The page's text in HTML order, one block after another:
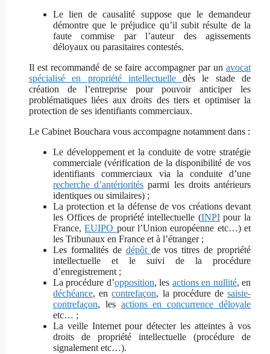
Le lien de causalité suppose que le demandeur
démontre que le préjudice qu’il subit résulte de la
faute commise par l’auteur des agissements
déloyaux ou parasitaires contestés.
Il est recommandé de se faire accompagner par un avocat
spécialisé en propriété intellectuelledès le stade de
création de l’entreprise pour pouvoir anticiper les
problématiques liées aux droits des tiers et optimiser la
protection de ses identifiants commerciaux.
Le Cabinet Bouchara vous accompagne notamment dans :
Le développement et la conduite de votre stratégie
commerciale (vérification de la disponibilité de vos
identifiants commerciaux via la conduite d’une
recherche d’antériorités parmi les droits antérieurs
identiques ou similaires) ;
La protection et la défense de vos créationsdevant
les Offices de propriété intellectuelle (INPIpour la
France,EUIPO pour l’Union européenne etc…)et
les Tribunaux en France et à l’étranger ;
Les formalités de dépôt de vos titres de propriété
intellectuelle et le suivi de la procédure
d’enregistrement ;
La procédure d’opposition, les actions en nullité, en
déchéance, encontrefaçon, la procédure desaisie-
contrefaçon, les actions en concurrence déloyale
etc… ;
La veille Internet pour détecter les atteintes à vos
droits de propriété intellectuelle (procédure de
signalement etc…).